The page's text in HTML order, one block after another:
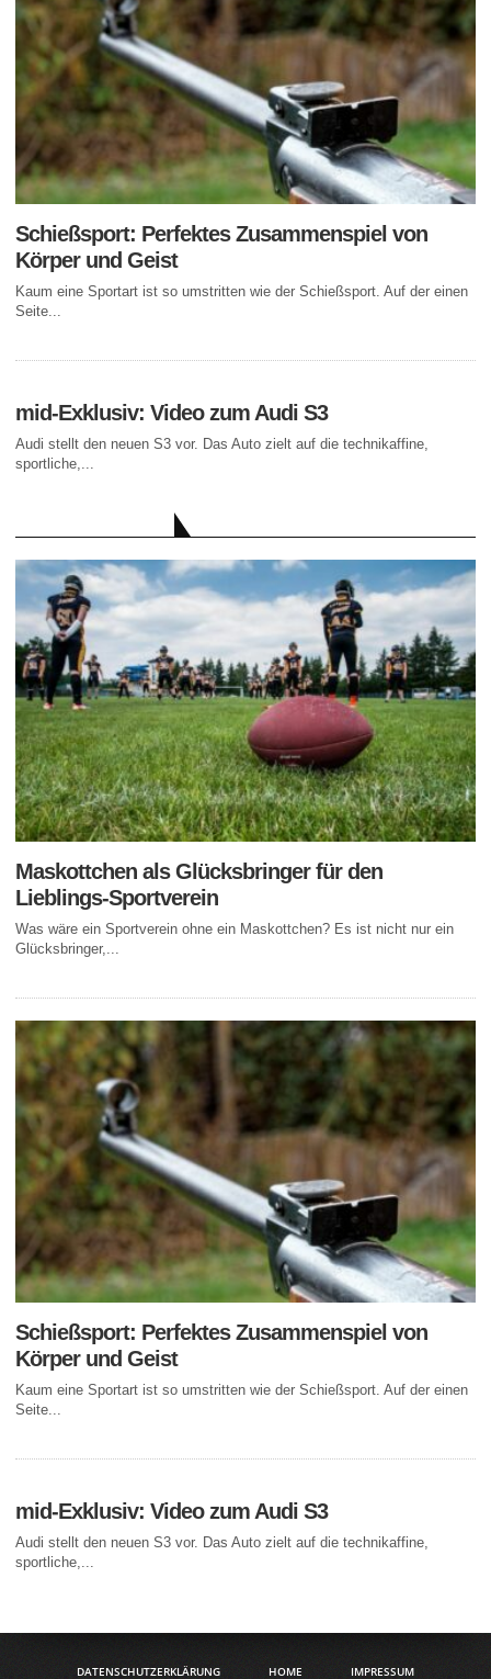
Schießsport: Perfektes Zusammenspiel von
Körper und Geist
Kaum eine Sportart ist so umstritten wie der Schießsport. Auf der einen
Seite...
mid-Exklusiv: Video zum Audi S3
Audi stellt den neuen S3 vor. Das Auto zielt auf die technikaffine,
sportliche,...
Maskottchen als Glücksbringer für den
Lieblings-Sportverein
Was wäre ein Sportverein ohne ein Maskottchen? Es ist nicht nur ein
Glücksbringer,...
Schießsport: Perfektes Zusammenspiel von
Körper und Geist
Kaum eine Sportart ist so umstritten wie der Schießsport. Auf der einen
Seite...
mid-Exklusiv: Video zum Audi S3
Audi stellt den neuen S3 vor. Das Auto zielt auf die technikaffine,
sportliche,...
DATENSCHUTZERKLÄRUNG HOME IMPRESSUM